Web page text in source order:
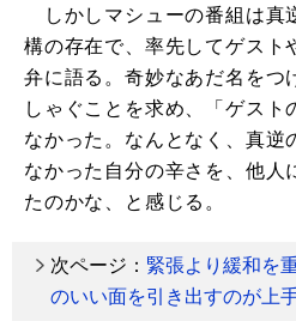
しかしマシューの番組は真
構の存在で、率先してゲスト
弁に語る。奇妙なあだ名をつ
しゃぐことを求め、「ゲスト
なかった。なんとなく、真逆
なかった自分の辛さを、他人
たのかな、と感じる。
次ページ： 緊張より緩和を
のいい面を引き出すのが上